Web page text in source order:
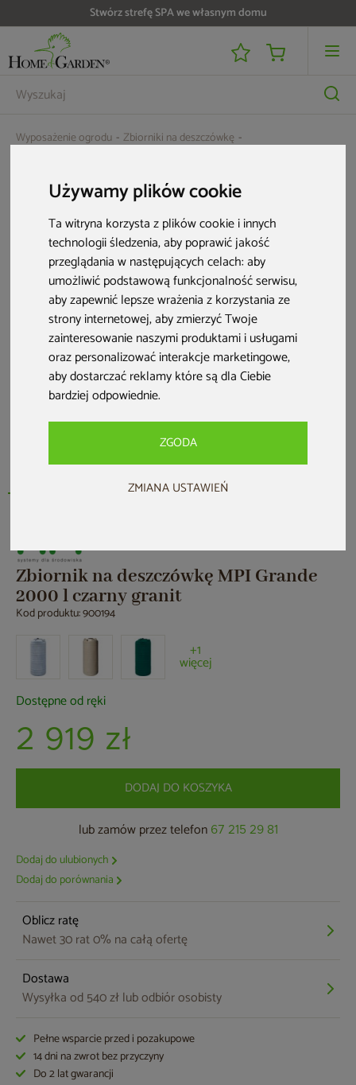
Używamy plików cookie
Ta witryna korzysta z plików cookie i innych
technologii śledzenia, aby poprawić jakość
przeglądania w następujących celach:aby
umożliwić podstawową funkcjonalność serwisu,
aby zapewnić lepsze wrażenia z korzystania ze
strony internetowej,aby zmierzyć Twoje
zainteresowanie naszymi produktami i usługami
oraz personalizować interakcje marketingowe,
aby dostarczać reklamy które są dla Ciebie
bardziej odpowiednie.
ZGODA
ZMIANA USTAWIEŃ
Stwórz strefę SPA we własnym domu
Wyposażenie ogrodu
Zbiorniki na deszczówkę
Zbiornik na deszczówkę MPI Grande
2000 l czarny granit
Kod produktu: 900194
+1
więcej
Dostępne od ręki
2 919 zł
DODAJ DO KOSZYKA
lub zamów przez telefon 67 215 29 81
Dodaj do ulubionych
Dodaj do porównania
Oblicz ratę
Nawet 30 rat 0% na całą ofertę
Dostawa
Wysyłka od 540 zł lub odbiór osobisty
Pełne wsparcie przed i pozakupowe
14 dni na zwrot bez przyczyny
Do 2 lat gwarancji